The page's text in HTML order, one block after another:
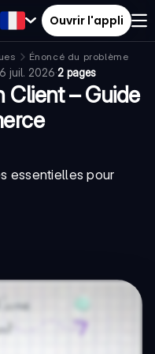
Ouvrir l'appli
Énoncé du problème
juil. 2026·2 pages
Client – Guide
essentielles pour